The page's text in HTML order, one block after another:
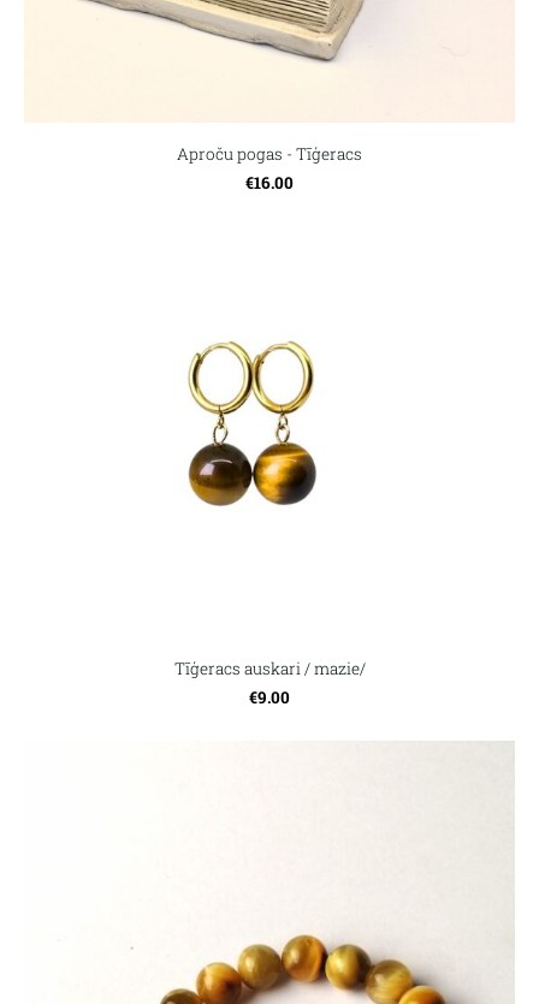
Aproču pogas - Tīģeracs
€16.00
Tīģeracs auskari / mazie/
€9.00